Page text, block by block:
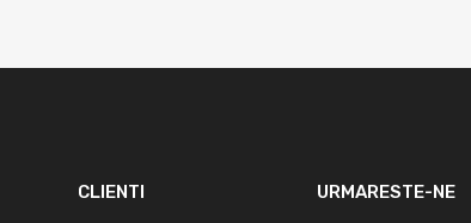
CLIENTI URMARESTE-NE